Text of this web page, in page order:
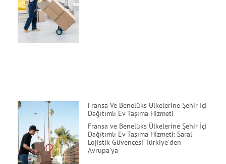
Fransa Ve Benelüks Ülkelerine Şehir İçi
Dağıtımlı Ev Taşıma Hizmeti
Fransa ve Benelüks Ülkelerine Şehir İçi
Dağıtımlı Ev Taşıma Hizmeti: Saral
Lojistik Güvencesi Türkiye’den
Avrupa’ya